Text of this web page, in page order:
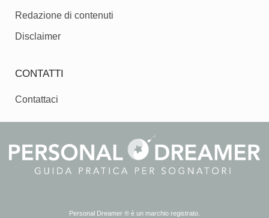
Redazione di contenuti
Disclaimer
CONTATTI
Contattaci
Personal Dreamer ® è un marchio registrato.